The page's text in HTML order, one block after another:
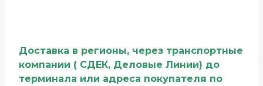
Доставка в регионы, через транспортные
компании ( СДЕК, Деловые Линии) до
терминала или адреса покупателя по